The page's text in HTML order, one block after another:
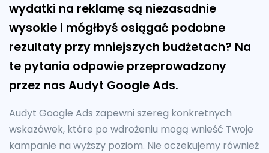
wydatki na reklamę są niezasadnie
wysokie i mógłbyś osiągać podobne
rezultaty przy mniejszych budżetach? Na
te pytania odpowie przeprowadzony
przez nas Audyt Google Ads.
Audyt Google Ads zapewni szereg konkretnych
wskazówek, które po wdrożeniu mogą wnieść Twoje
kampanie na wyższy poziom. Nie oczekujemy również